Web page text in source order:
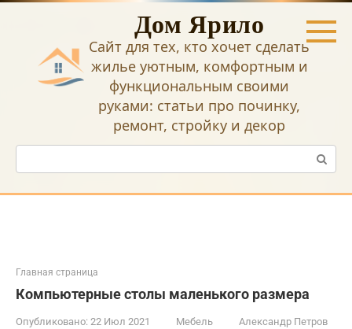
Перейти
Дом Ярило
Сайт для тех, кто хочет сделать
жилье уютным, комфортным и
функциональным своими
руками: статьи про починку,
ремонт, стройку и декор
Поиск:
Главная страница
Компьютерные столы маленького размера
Опубликовано: 22 Июл 2021 Мебель Александр Петров